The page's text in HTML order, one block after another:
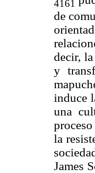
4161
de
decir,
y
induce
una
la
James